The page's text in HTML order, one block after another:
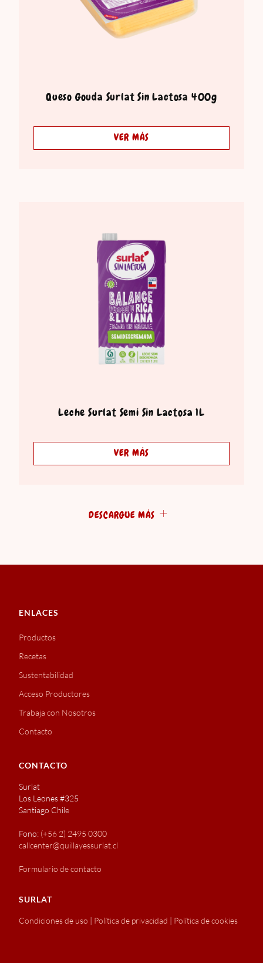
Queso Gouda Surlat Sin Lactosa 400g
VER MÁS
Leche Surlat Semi Sin Lactosa 1L
VER MÁS
DESCARGUE MÁS
ENLACES
Productos
Recetas
Sustentabilidad
Acceso Productores
Trabaja con Nosotros
Contacto
CONTACTO
Surlat
Los Leones #325
Santiago Chile
Fono: (+56 2) 2495 0300
callcenter@quillayessurlat.cl
Formulario de contacto
SURLAT
Condiciones de uso | Política de privacidad | Política de cookies